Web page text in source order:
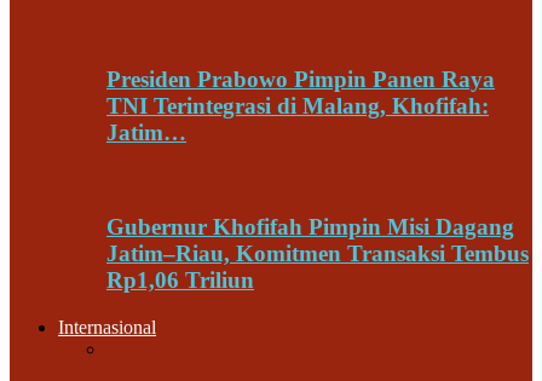
Presiden Prabowo Pimpin Panen Raya
TNI Terintegrasi di Malang, Khofifah:
Jatim…
Gubernur Khofifah Pimpin Misi Dagang
Jatim–Riau, Komitmen Transaksi Tembus
Rp1,06 Triliun
Internasional